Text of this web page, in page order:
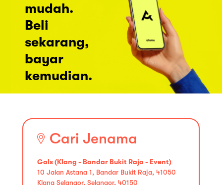
mudah.
Beli
sekarang,
bayar
kemudian.
Cari Jenama
Gals (Klang - Bandar Bukit Raja - Event)
10 Jalan Astana 1, Bandar Bukit Raja, 41050
Klang Selangor, Selangor, 40150